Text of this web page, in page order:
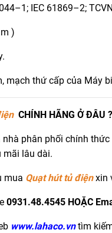
IEC 61869–2;
)
mạch thứ cấp của Máy
CHÍNH HÃNG Ở ĐÂU ?
nhà phân phối chính
mãi lâu dài.
mua Quạt hút tủ điện xin
0931.48.4545 HOẶC
www.lahaco.vntìm